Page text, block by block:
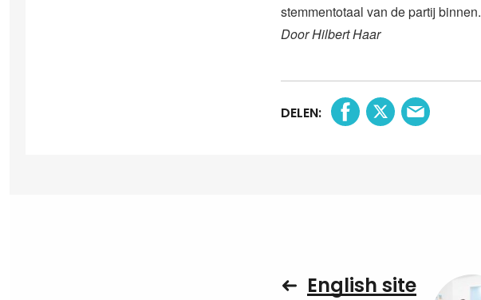
stemmentotaal van de partij binnen.
Door Hilbert Haar
DELEN:
English site